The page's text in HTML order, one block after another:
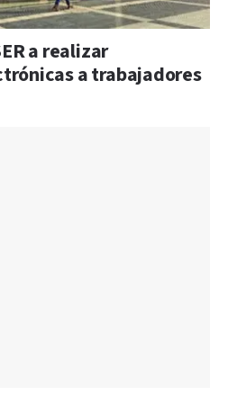
a realizar
a trabajadores